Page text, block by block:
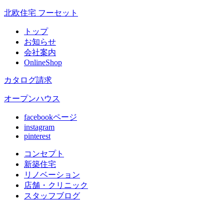
北欧住宅 フーセット
トップ
お知らせ
会社案内
OnlineShop
カタログ請求
オープンハウス
facebookページ
instagram
pinterest
コンセプト
新築住宅
リノベーション
店舗 ・クリニック
スタッフブログ